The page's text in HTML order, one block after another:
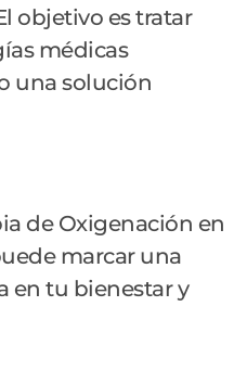
objetivo es tratar
médicas
una solución
de Oxigenación en
marcar una
en tu bienestar y